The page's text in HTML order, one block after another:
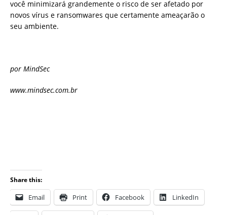
você minimizará grandemente o risco de ser afetado por
novos vírus e ransomwares que certamente ameaçarão o
seu ambiente.
por MindSec
www.mindsec.com.br
Share this:
Email Print Facebook LinkedIn